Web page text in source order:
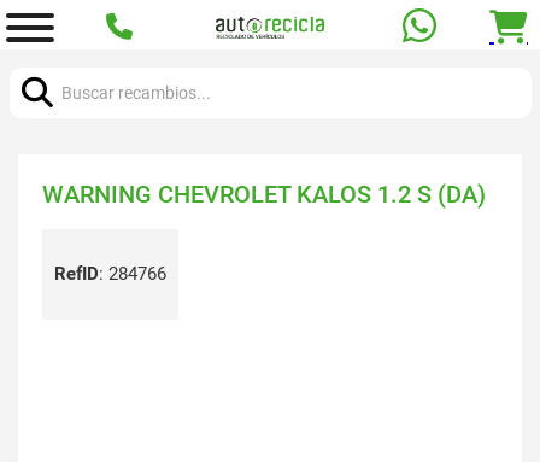
WARNING CHEVROLET KALOS 1.2 S (DA)
RefID: 284766